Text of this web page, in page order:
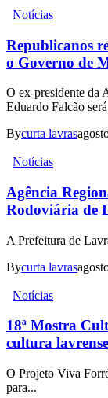
Notícias
Republicanos
o Governo de
O ex-presidente da
Eduardo Falcão
Bycurta lavras
Notícias
Agência
Rodoviária de
A Prefeitura de
Bycurta lavras
Notícias
18ª Mostra
cultura lavrense
O Projeto Viva
para...